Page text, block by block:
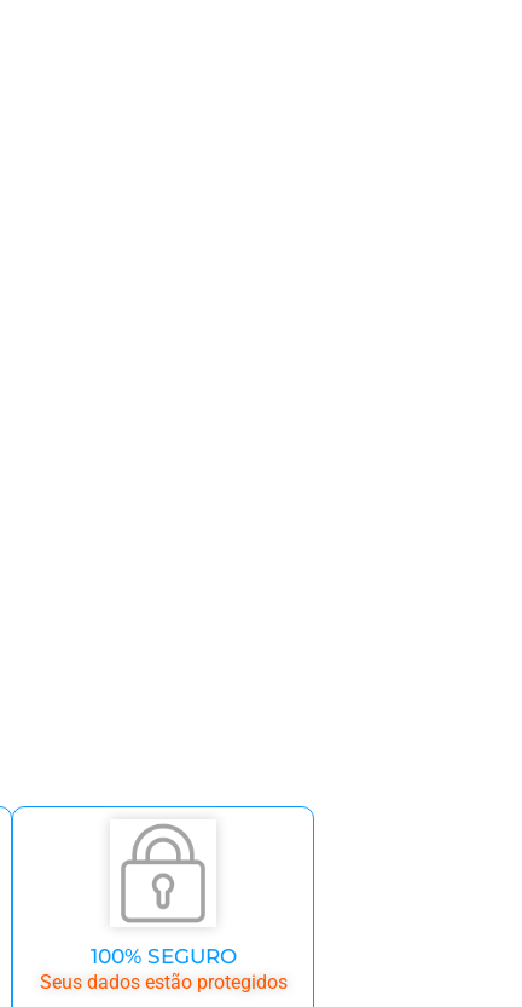
100% SEGURO
Seus dados estão protegidos